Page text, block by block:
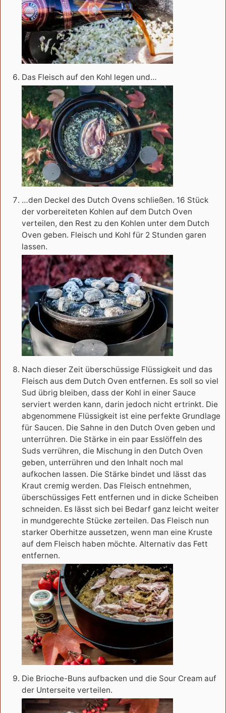
Das Fleisch auf den Kohl legen und…
…den Deckel des Dutch Ovens schließen. 16 Stück
der vorbereiteten Kohlen auf dem Dutch Oven
verteilen, den Rest zu den Kohlen unter dem Dutch
Oven geben. Fleisch und Kohl für 2 Stunden garen
lassen.
Nach dieser Zeit überschüssige Flüssigkeit und das
Fleisch aus dem Dutch Oven entfernen. Es soll so viel
Sud übrig bleiben, dass der Kohl in einer Sauce
serviert werden kann, darin jedoch nicht ertrinkt. Die
abgenommene Flüssigkeit ist eine perfekte Grundlage
für Saucen. Die Sahne in den Dutch Oven geben und
unterrühren. Die Stärke in ein paar Esslöffeln des
Suds verrühren, die Mischung in den Dutch Oven
geben, unterrühren und den Inhalt noch mal
aufkochen lassen. Die Stärke bindet und lässt das
Kraut cremig werden. Das Fleisch entnehmen,
überschüssiges Fett entfernen und in dicke Scheiben
schneiden. Es lässt sich bei Bedarf ganz leicht weiter
in mundgerechte Stücke zerteilen. Das Fleisch nun
starker Oberhitze aussetzen, wenn man eine Kruste
auf dem Fleisch haben möchte. Alternativ das Fett
entfernen.
Die Brioche-Buns aufbacken und die Sour Cream auf
der Unterseite verteilen.